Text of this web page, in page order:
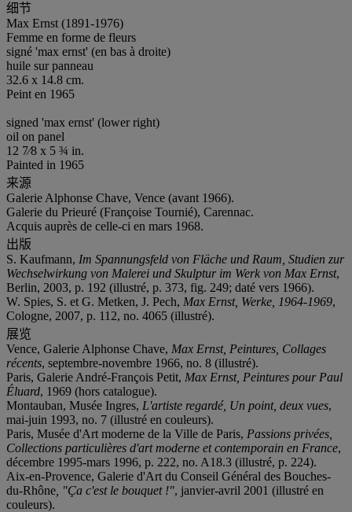
细节
Max Ernst (1891-1976)
Femme en forme de fleurs
signé 'max ernst' (en bas à droite)
huile sur panneau
32.6 x 14.8 cm.
Peint en 1965
signed 'max ernst' (lower right)
oil on panel
12 7⁄8 x 5 ¾ in.
Painted in 1965
来源
Galerie Alphonse Chave, Vence (avant 1966).
Galerie du Prieuré (Françoise Tournié), Carennac.
Acquis auprès de celle-ci en mars 1968.
出版
S. Kaufmann, Im Spannungsfeld von Fläche und Raum, Studien zur
Wechselwirkung von Malerei und Skulptur im Werk von Max Ernst,
Berlin, 2003, p. 192 (illustré, p. 373, fig. 249; daté vers 1966).
W. Spies, S. et G. Metken, J. Pech, Max Ernst, Werke, 1964-1969,
Cologne, 2007, p. 112, no. 4065 (illustré).
展览
Vence, Galerie Alphonse Chave, Max Ernst, Peintures, Collages
récents, septembre-novembre 1966, no. 8 (illustré).
Paris, Galerie André-François Petit, Max Ernst, Peintures pour Paul
Éluard, 1969 (hors catalogue).
Montauban, Musée Ingres, L'artiste regardé, Un point, deux vues,
mai-juin 1993, no. 7 (illustré en couleurs).
Paris, Musée d'Art moderne de la Ville de Paris, Passions privées,
Collections particulières d'art moderne et contemporain en France,
décembre 1995-mars 1996, p. 222, no. A18.3 (illustré, p. 224).
Aix-en-Provence, Galerie d'Art du Conseil Général des Bouches-
du-Rhône , "Ça c'est le bouquet !", janvier-avril 2001 (illustré en
couleurs).